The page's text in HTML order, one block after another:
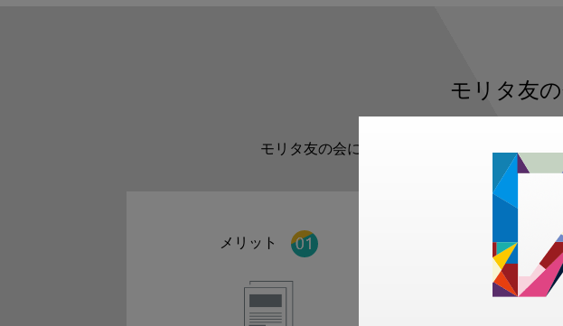
モリタ友
モリタ友の会に登録いただくと、デンタルラ
メリット